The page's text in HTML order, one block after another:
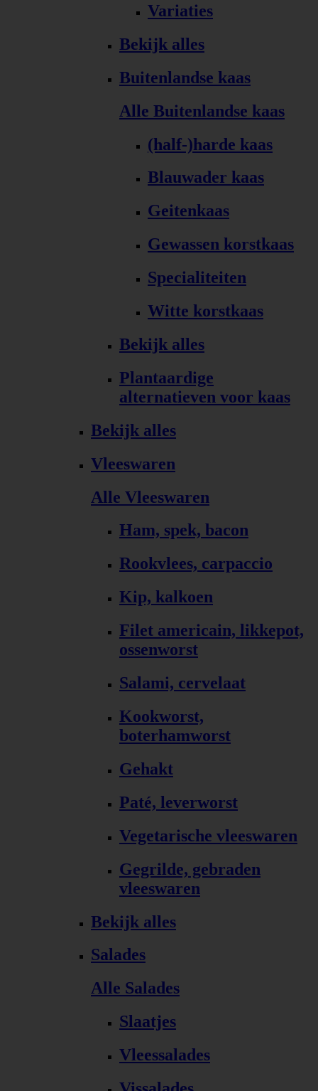
Variaties
Bekijk alles
Buitenlandse kaas
Alle Buitenlandse kaas
(half-)harde kaas
Blauwader kaas
Geitenkaas
Gewassen korstkaas
Specialiteiten
Witte korstkaas
Bekijk alles
Plantaardige
alternatieven voor kaas
Bekijk alles
Vleeswaren
Alle Vleeswaren
Ham, spek, bacon
Rookvlees, carpaccio
Kip, kalkoen
Filet americain, likkepot,
ossenworst
Salami, cervelaat
Kookworst,
boterhamworst
Gehakt
Paté, leverworst
Vegetarische vleeswaren
Gegrilde, gebraden
vleeswaren
Bekijk alles
Salades
Alle Salades
Slaatjes
Vleessalades